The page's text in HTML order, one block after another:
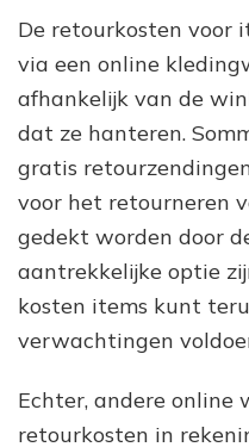
De retourkosten voor
via een online
afhankelijk van de
dat ze hanteren.
gratis
voor het retourneren
gedekt worden door
aantrekkelijke optie
kosten items kunt
verwachtingen
Echter, andere online
retourkosten in